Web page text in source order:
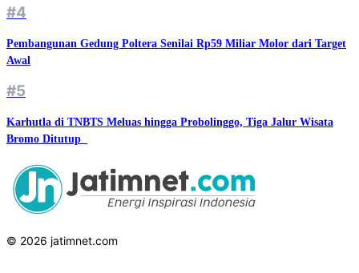
#4
Pembangunan Gedung Poltera Senilai Rp59 Miliar Molor dari Target
Awal
#5
Karhutla di TNBTS Meluas hingga Probolinggo, Tiga Jalur Wisata
Bromo Ditutup ‎‎
© 2026 jatimnet.com